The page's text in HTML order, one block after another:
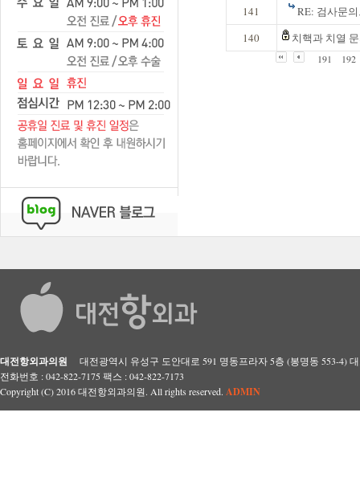
141
RE: 검사문
140
치핵과 치열
191 192
대전항외과의원 대전광역시 유성구 도안대로 591 명동프라자 5층 (봉명동 553-4)
전화번호 : 042-822-7175 팩스 : 042-822-7173
Copyright (C) 2016 대전항외과의원. All rights reserved. ADMIN